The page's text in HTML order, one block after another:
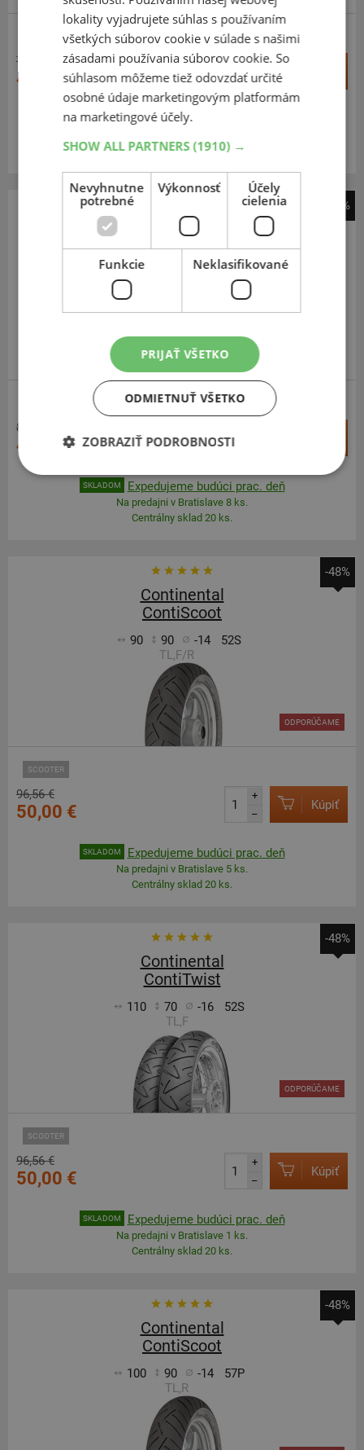
SCOOTER
79,34 €
41,10 €
+
–
SKLADOM Expedujeme budúci prac. deň
Centrálny sklad 20 ks.
-48%
Continental
ContiTwist
120 -15
56S
85,49 €
44,20 €
SKLADOM Expedujeme budúci prac. deň
Na predajni v Bratislave 8 ks.
Centrálny sklad 20 ks.
-48%
Continental
ContiScoot
90 90 -14
52S
TL,F/R
SCOOTER
ODPORÚČAME
96,56 €
50,00 €
+
–
Kúpiť
SKLADOM Expedujeme budúci prac. deň
Na predajni v Bratislave 5 ks.
Centrálny sklad 20 ks.
-48%
Continental
ContiTwist
110 70 -16
52S
TL,F
SCOOTER
ODPORÚČAME
96,56 €
50,00 €
+
–
Kúpiť
SKLADOM Expedujeme budúci prac. deň
Na predajni v Bratislave 1 ks.
Centrálny sklad 20 ks.
-48%
Continental
ContiScoot
100 90 -14
57P
TL,R
lokality vyjadrujete súhlas s používaním
všetkých súborov cookie v súlade s našimi
zásadami používania súborov cookie. So
súhlasom môžeme tiež odovzdať určité
osobné údaje marketingovým platformám
na marketingové účely.
SHOW ALL PARTNERS(1910) →
Nevyhnutne
potrebné
Výkonnosť
Účely
cielenia
Funkcie Neklasifikované
PRIJAŤ VŠETKO
ODMIETNUŤ VŠETKO
ZOBRAZIŤ PODROBNOSTI